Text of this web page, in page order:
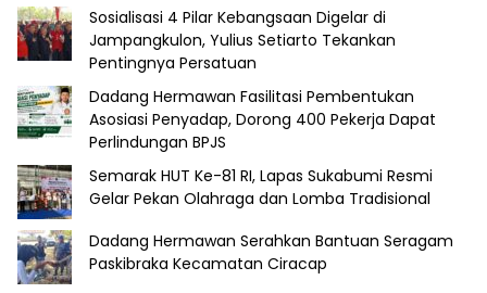
Sosialisasi 4 Pilar Kebangsaan Digelar di
Jampangkulon, Yulius Setiarto Tekankan
Pentingnya Persatuan
Dadang Hermawan Fasilitasi Pembentukan
Asosiasi Penyadap, Dorong 400 Pekerja Dapat
Perlindungan BPJS
Semarak HUT Ke-81 RI, Lapas Sukabumi Resmi
Gelar Pekan Olahraga dan Lomba Tradisional
Dadang Hermawan Serahkan Bantuan Seragam
Paskibraka Kecamatan Ciracap